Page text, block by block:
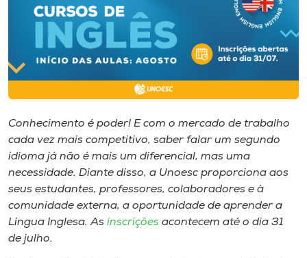
I.nova
Diplomados
Cultura
CPA
Biblioteca
Editora
Conhecimento é poder! E com o mercado de trabalho
cada vez mais competitivo, saber falar um segundo
idioma já não é mais um diferencial, mas uma
necessidade. Diante disso, a Unoesc proporciona aos
seus estudantes, professores, colaboradores e à
comunidade externa, a oportunidade de aprender a
Língua Inglesa. As inscrições acontecem até o dia 31
de julho.